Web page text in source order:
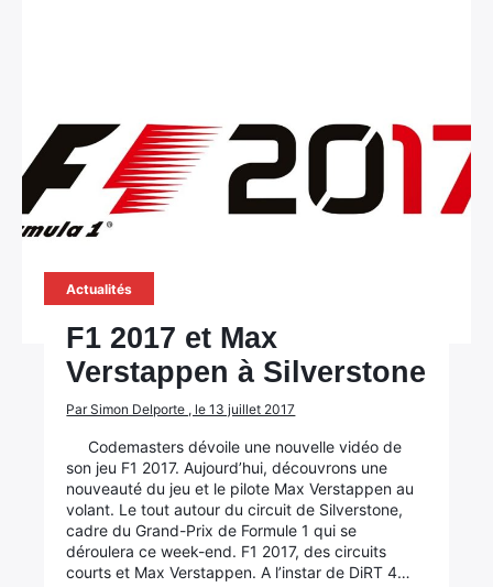
Actualités
F1 2017 et Max
Verstappen à Silverstone
Par Simon Delporte , le 13 juillet 2017
Codemasters dévoile une nouvelle vidéo de
son jeu F1 2017. Aujourd’hui, découvrons une
nouveauté du jeu et le pilote Max Verstappen au
volant. Le tout autour du circuit de Silverstone,
cadre du Grand-Prix de Formule 1 qui se
déroulera ce week-end. F1 2017, des circuits
courts et Max Verstappen. A l’instar de DiRT 4…